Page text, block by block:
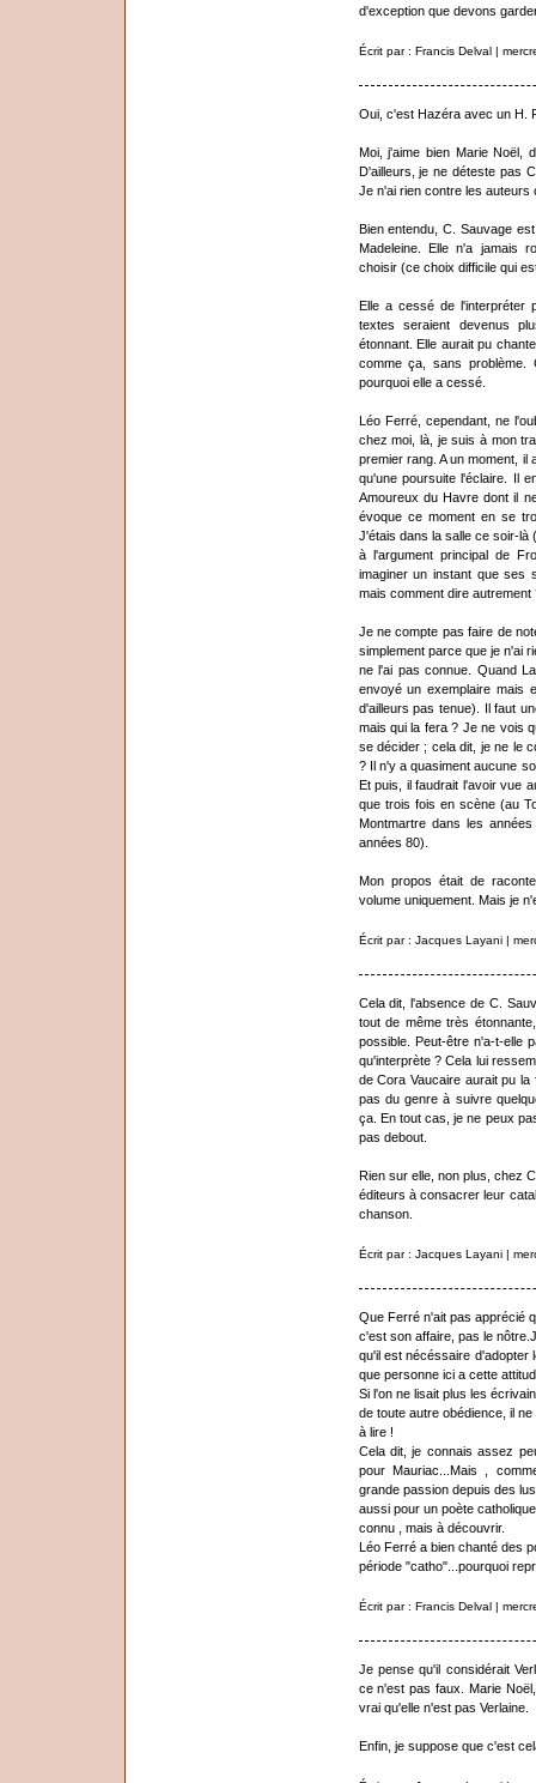
d'exception que devons
Écrit par : Francis Delval |
Oui, c'est Hazéra avec un H.
Moi, j'aime bien Marie Noël,
D'ailleurs, je ne déteste pas
Je n'ai rien contre les auteurs
Bien entendu, C. Sauvage
Madeleine. Elle n'a jamais
choisir (ce choix difficile qui
Elle a cessé de l'interpréter
textes seraient devenus
étonnant. Elle aurait pu
comme ça, sans problème.
pourquoi elle a cessé.
Léo Ferré, cependant, ne
chez moi, là, je suis à mon
premier rang. A un moment, il
qu'une poursuite l'éclaire. Il
Amoureux du Havre dont il
évoque ce moment en se
J'étais dans la salle ce soir-là
à l'argument principal de
imaginer un instant que ses
mais comment dire autrement
Je ne compte pas faire de
simplement parce que je n'ai
ne l'ai pas connue. Quand
envoyé un exemplaire mais
d'ailleurs pas tenue). Il faut
mais qui la fera ? Je ne vois
se décider ; cela dit, je ne le
? Il n'y a quasiment aucune
Et puis, il faudrait l'avoir vue
que trois fois en scène (au
Montmartre dans les
années 80).
Mon propos était de
volume uniquement. Mais je
Écrit par : Jacques Layani |
Cela dit, l'absence de C.
tout de même très
possible. Peut-être n'a-t-elle
qu'interprète ? Cela lui
de Cora Vaucaire aurait pu
pas du genre à suivre
ça. En tout cas, je ne peux
pas debout.
Rien sur elle, non plus, chez
éditeurs à consacrer leur
chanson.
Écrit par : Jacques Layani |
Que Ferré n'ait pas apprécié
c'est son affaire, pas le
qu'il est nécéssaire d'adopter
que personne ici a cette
Si l'on ne lisait plus les
de toute autre obédience, il
à lire !
Cela dit, je connais assez
pour Mauriac...Mais ,
grande passion depuis des
aussi pour un poète
connu , mais à découvrir.
Léo Ferré a bien chanté des
période "catho"...pourquoi
Écrit par : Francis Delval |
Je pense qu'il considérait
ce n'est pas faux. Marie
vrai qu'elle n'est pas Verlaine.
Enfin, je suppose que c'est